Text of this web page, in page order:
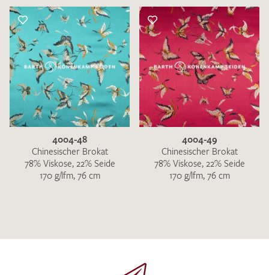
4004-48
Chinesischer Brokat
78% Viskose, 22% Seide
170 g/lfm, 76 cm
4004-49
Chinesischer Brokat
78% Viskose, 22% Seide
170 g/lfm, 76 cm